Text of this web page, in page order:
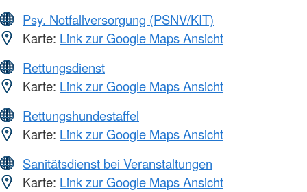
Psy. Notfallversorgung (PSNV/KIT)
Karte: Link zur Google Maps Ansicht
Rettungsdienst
Karte: Link zur Google Maps Ansicht
Rettungshundestaffel
Karte: Link zur Google Maps Ansicht
Sanitätsdienst bei Veranstaltungen
Karte: Link zur Google Maps Ansicht